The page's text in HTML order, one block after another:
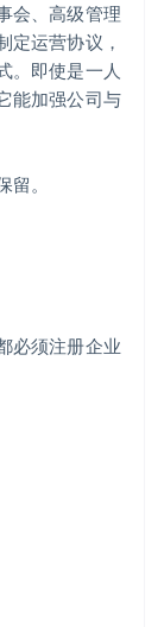
会、高级管理
定运营协议，
。即使是一人
能加强公司与
。
必须注册企业